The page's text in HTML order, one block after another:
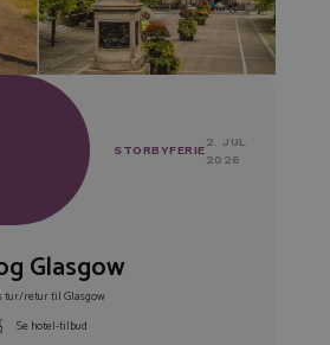
STORBYFERIE
2. JUL
2026
Glasgow
tur/retur til Glasgow
Se hotel-tilbud